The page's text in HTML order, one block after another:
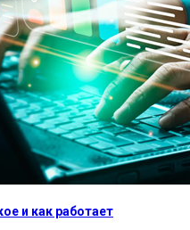
и как работает